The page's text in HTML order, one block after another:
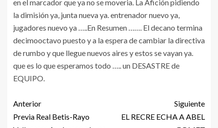
en el marcador que ya no se moveria. La Afición pidiendo
la dimisión ya, junta nueva ya. entrenador nuevo ya,
jugadores nuevo ya …..En Resumen ……. El decano termina
decimooctavo puesto y a la espera de cambiar la directiva
de rumbo y que llegue nuevos aires y estos se vayan ya.
que es lo que esperamos todo ….. un DESASTRE de
EQUIPO.
Anterior
Previa Real Betis-Rayo
Siguiente
EL RECRE ECHA A ABEL